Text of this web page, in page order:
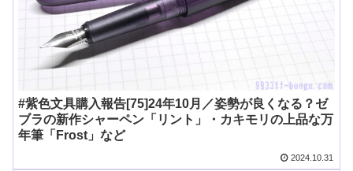
#紫色文具購入報告[75]24年10月／姿勢が良くなる？ゼ
ブラの新作シャーペン「リント」・カキモリの上品な万
年筆「Frost」など
2024.10.31